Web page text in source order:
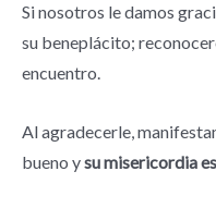
Si nosotros le damos
su beneplácito;
encuentro.
Al agradecerle,
bueno ysu misericordia